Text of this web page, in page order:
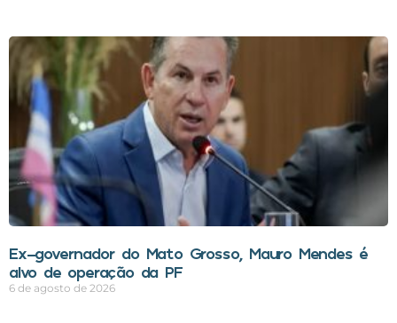
Ex-governador do Mato Grosso, Mauro Mendes é
alvo de operação da PF
6 de agosto de 2026